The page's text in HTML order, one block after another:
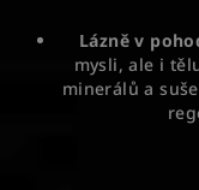
Lázně v
mysli, ale i
minerálů a